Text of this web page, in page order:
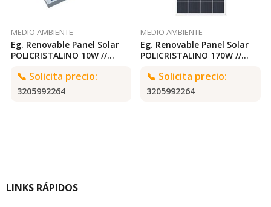
MEDIO AMBIENTE
Eg. Renovable Panel Solar
POLICRISTALINO 10W //
📞 Solicita precio:
3205992264
MEDIO AMBIENTE
Eg. Renovable Panel Solar
POLICRISTALINO 170W //
📞 Solicita precio:
3205992264
LINKS RÁPIDOS